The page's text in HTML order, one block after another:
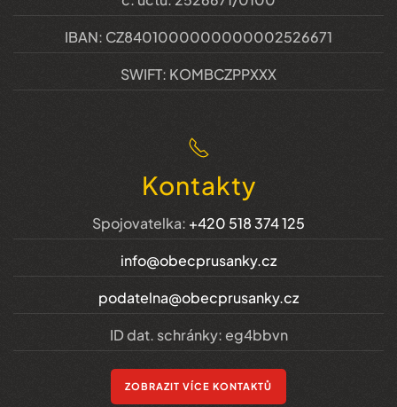
IBAN: CZ8401000000000002526671
SWIFT: KOMBCZPPXXX
Kontakty
Spojovatelka: +420 518 374 125
info@obecprusanky.cz
podatelna@obecprusanky.cz
ID dat. schránky: eg4bbvn
ZOBRAZIT VÍCE KONTAKTŮ